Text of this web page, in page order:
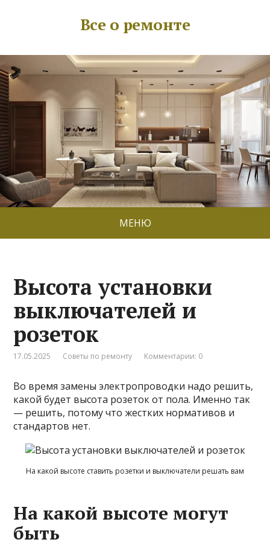
Все о ремонте
МЕНЮ
Высота установки
выключателей и
розеток
17.05.2025 Советы по ремонту Комментарии: 0
Во время замены электропроводки надо решить,
какой будет высота розеток от пола. Именно так
— решить, потому что жестких нормативов и
стандартов нет.
На какой высоте ставить розетки и выключатели решать вам
На какой высоте могут
быть